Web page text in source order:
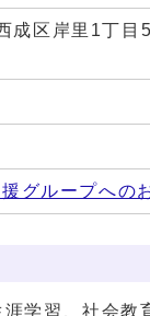
区岸里1丁目
グループへの
学習、社会教